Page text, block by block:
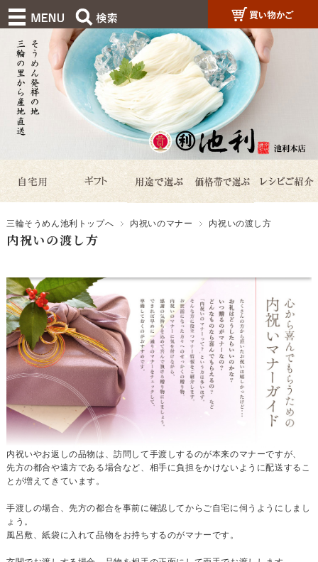
三輪そうめん池利トップへ 内祝いのマナー 内祝いの渡し方
内祝いの渡し方
内祝いやお返しの品物は、訪問して手渡しするのが本来のマナーですが、
先方の都合や遠方である場合など、相手に負担をかけないように配送するこ
とが増えてきています。
手渡しの場合、先方の都合を事前に確認してからご自宅に伺うようにしまし
ょう。
風呂敷、紙袋に入れて品物をお持ちするのがマナーです。